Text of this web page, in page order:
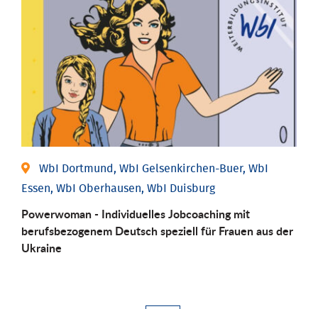
WbI Dortmund, WbI Gelsenkirchen-Buer, WbI
Essen, WbI Oberhausen, WbI Duisburg
Powerwoman - Individuelles Jobcoaching mit
berufsbezogenem Deutsch speziell für Frauen aus der
Ukraine